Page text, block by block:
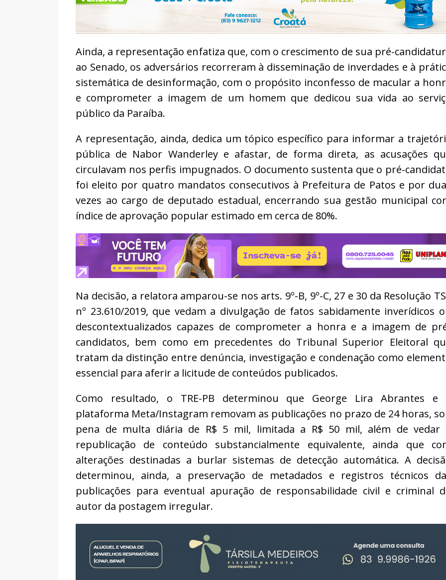
Ainda, a representação enfatiza que, com o crescimento de sua pré-
ao Senado, os adversários recorreram à disseminação de inverdades e à
sistemática de desinformação, com o propósito inconfesso de macular a
e comprometer a imagem de um homem que dedicou sua vida ao
público da Paraíba.
A representação, ainda, dedica um tópico específico para informar a
pública de Nabor Wanderley e afastar, de forma direta, as acusações
circulavam nos perfis impugnados. O documento sustenta que o pré-
foi eleito por quatro mandatos consecutivos à Prefeitura de Patos e por
vezes ao cargo de deputado estadual, encerrando sua gestão municipal
índice de aprovação popular estimado em cerca de 80%.
Na decisão, a relatora amparou-se nos arts. 9º-B, 9º-C, 27 e 30 da Resolução
nº 23.610/2019, que vedam a divulgação de fatos sabidamente inverídicos
descontextualizados capazes de comprometer a honra e a imagem de
candidatos, bem como em precedentes do Tribunal Superior Eleitoral
tratam da distinção entre denúncia, investigação e condenação como
essencial para aferir a licitude de conteúdos publicados.
Como resultado, o TRE-PB determinou que George Lira Abrantes e
plataforma Meta/Instagram removam as publicações no prazo de 24 horas,
pena de multa diária de R$ 5 mil, limitada a R$ 50 mil, além de vedar
republicação de conteúdo substancialmente equivalente, ainda que
alterações destinadas a burlar sistemas de detecção automática. A
determinou, ainda, a preservação de metadados e registros técnicos
publicações para eventual apuração de responsabilidade civil e criminal
autor da postagem irregular.